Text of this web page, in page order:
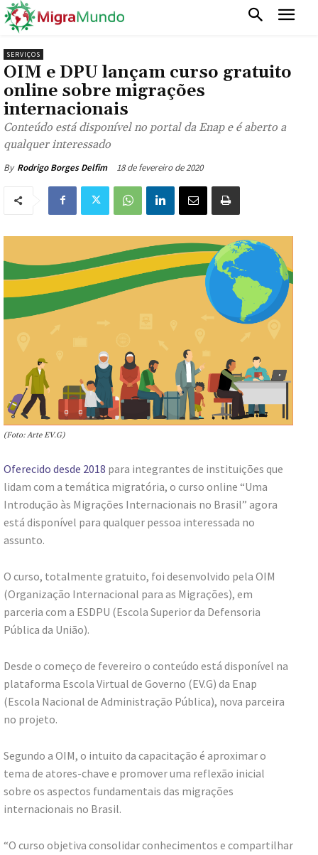
SERVIÇOS
OIM e DPU lançam curso gratuito
online sobre migrações
internacionais
Conteúdo está disponível no portal da Enap e é aberto a
qualquer interessado
By Rodrigo Borges Delfim 18 de fevereiro de 2020
(Foto: Arte EV.G)
Oferecido desde 2018 para integrantes de instituições que
lidam com a temática migratória, o curso online “Uma
Introdução às Migrações Internacionais no Brasil” agora
está disponível para qualquer pessoa interessada no
assunto.
O curso, totalmente gratuito, foi desenvolvido pela OIM
(Organização Internacional para as Migrações), em
parceria com a ESDPU (Escola Superior da Defensoria
Pública da União).
Desde o começo de fevereiro o conteúdo está disponível na
plataforma Escola Virtual de Governo (EV.G) da Enap
(Escola Nacional de Administração Pública), nova parceira
no projeto.
Segundo a OIM, o intuito da capacitação é aproximar o
tema de atores-chave e promover uma reflexão inicial
sobre os aspectos fundamentais das migrações
internacionais no Brasil.
“O curso objetiva consolidar conhecimentos e compartilhar